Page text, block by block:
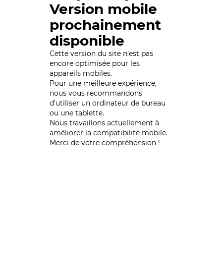
Version mobile
prochainement
disponible
Cette version du site n’est pas
encore optimisée pour les
appareils mobiles.
Pour une meilleure expérience,
nous vous recommandons
d'utiliser un ordinateur de bureau
ou une tablette.
Nous travaillons actuellement à
améliorer la compatibilité mobile.
Merci de votre compréhension !